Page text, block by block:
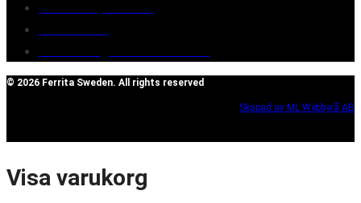
© 2026 Ferrita Sweden. All rights reserved
Skapad av ML Webbyrå AB
Visa varukorg